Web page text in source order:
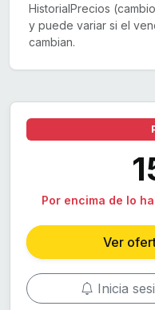
HistorialPrecios
y puede variar si el
cambian.
Por encima de lo
Ver
Inicia